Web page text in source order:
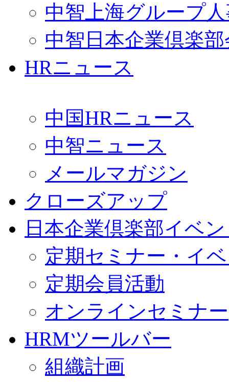
中智上海グループ
中智日本企業倶楽
HRニュース
中国HRニュース
中智ニュース
メールマガジン
クローズアップ
日本企業倶楽部イベ
定期セミナー・イ
定期会員活動
オンラインセミナー
HRMツールバー
組織計画